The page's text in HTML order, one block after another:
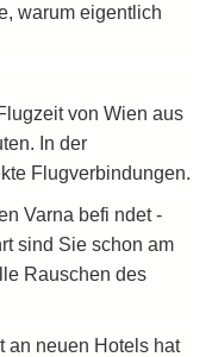
warum eigentlich
von Wien aus
In der
Flugverbindungen.
Varna befi ndet -
sind Sie schon am
Rauschen des
an neuen Hotels hat